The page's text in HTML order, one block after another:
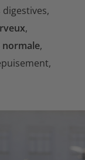
,
normale,